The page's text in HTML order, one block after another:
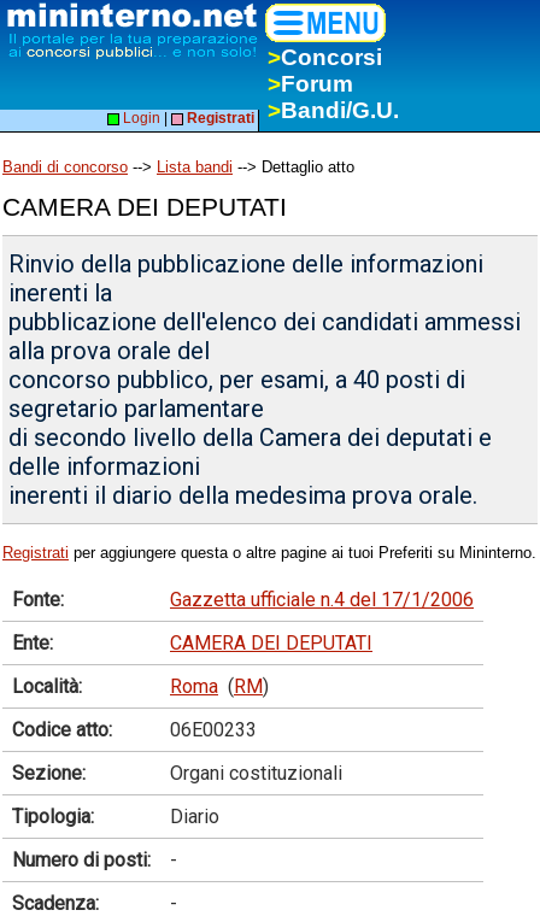
>Concorsi
>Forum
>Bandi/G.U.
Login Registrati
Bandi di concorso --> Lista bandi --> Dettaglio atto
CAMERA DEI DEPUTATI
Rinvio della pubblicazione delle informazioni
inerenti la
pubblicazione dell'elenco dei candidati ammessi
alla prova orale del
concorso pubblico, per esami, a 40 posti di
segretario parlamentare
di secondo livello della Camera dei deputati e
delle informazioni
inerenti il diario della medesima prova orale.
Registrati per aggiungere questa o altre pagine ai tuoi Preferiti su Mininterno.
Fonte:
Gazzetta ufficiale n.4 del 17/1/2006
Ente:
CAMERA DEI DEPUTATI
Località:
Roma (RM)
Codice atto:
06E00233
Sezione:
Organi costituzionali
Tipologia:
Diario
Numero di posti:
-
Scadenza:
-